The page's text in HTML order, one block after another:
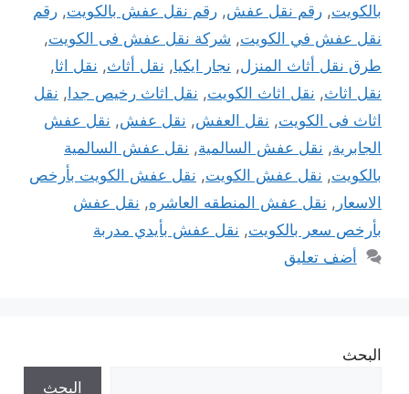
بالكويت, رقم نقل عفش, رقم نقل عفش بالكويت, رقم
نقل عفش في الكويت, شركة نقل عفش فى الكويت,
طرق نقل أثاث المنزل, نجار ايكيا, نقل أثاث, نقل اثا,
نقل اثاث, نقل اثاث الكويت, نقل اثاث رخيص جدا, نقل
اثاث فى الكويت, نقل العفش, نقل عفش, نقل عفش
الجابرية, نقل عفش السالمية, نقل عفش السالمية
بالكويت, نقل عفش الكويت, نقل عفش الكويت بأرخص
الاسعار , نقل عفش المنطقه العاشره, نقل عفش
بأرخص سعر بالكويت, نقل عفش بأيدي مدربة
أضف تعليق
البحث
البحث